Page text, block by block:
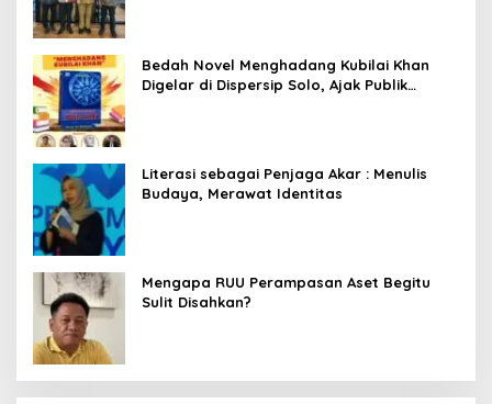
Bedah Novel Menghadang Kubilai Khan
Digelar di Dispersip Solo, Ajak Publik
Literasi sebagai Penjaga Akar : Menulis
Budaya, Merawat Identitas
Mengapa RUU Perampasan Aset Begitu
Sulit Disahkan?